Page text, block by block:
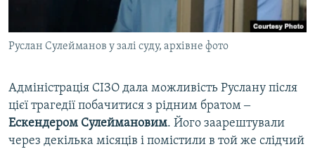
Руслан Сулейманов у залі суду, архівне фото
Адміністрація СІЗО дала можливість Руслану після
цієї трагедії побачитися з рідним братом ‒
Ескендером Сулеймановим. Його заарештували
через декілька місяців і помістили в той же слідчий